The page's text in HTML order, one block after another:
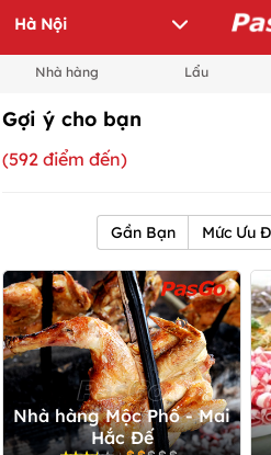
Nhà hàng Lẩu
Gợi ý cho bạn
(592 điểm đến)
Gần Bạn Mức Ưu
Nhà hàng Mộc Phố - Mai
Hắc Đế